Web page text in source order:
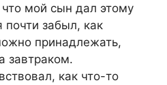
мой сын дал этому
почти забыл, как
принадлежать,
завтраком.
как что-то